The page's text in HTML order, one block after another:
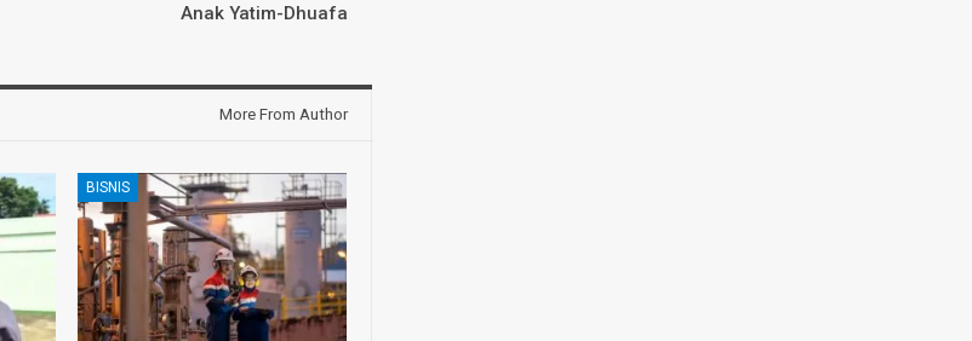
Anak Yatim-Dhuafa
More From Author
BISNIS